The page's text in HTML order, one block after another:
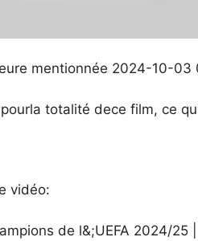
mentionnée 2024-10-03
totalité dece film, ce
vidéo:
de l&;UEFA 2024/25